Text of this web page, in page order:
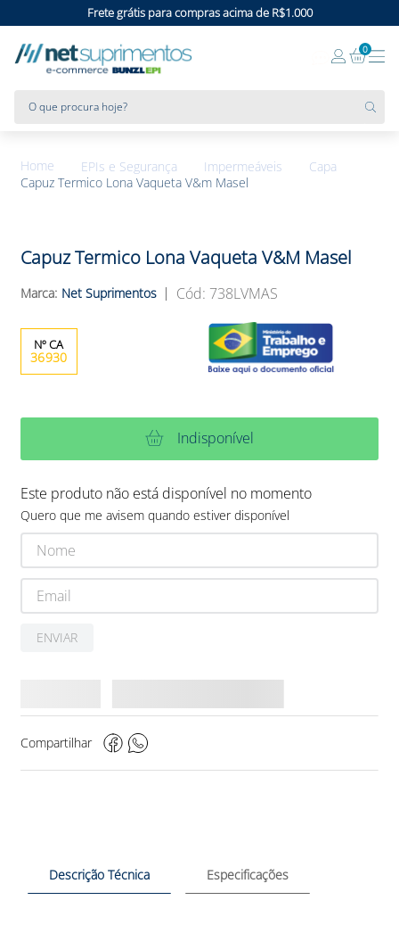
Frete grátis para compras acima de R$1.000
0
EPIs e Segurança Impermeáveis
Capa
Capuz Termico Lona Vaqueta V&m Masel
Capuz Termico Lona Vaqueta V&m Masel
Net Suprimentos : 738LVMAS
36930
Indisponível
Este produto não está disponível no momento
Quero que me avisem quando estiver disponível
ENVIAR
Compartilhar
Descrição Técnica Especificações